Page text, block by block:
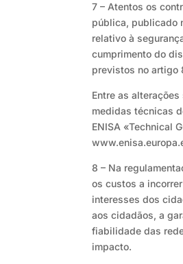
7 – Atentos os
pública, publicado
relativo à
cumprimento do
previstos no artigo
Entre as
medidas técnicas
ENISA «Technical
8 – Na
os custos a
interesses dos
aos cidadãos, a
fiabilidade das
impacto.